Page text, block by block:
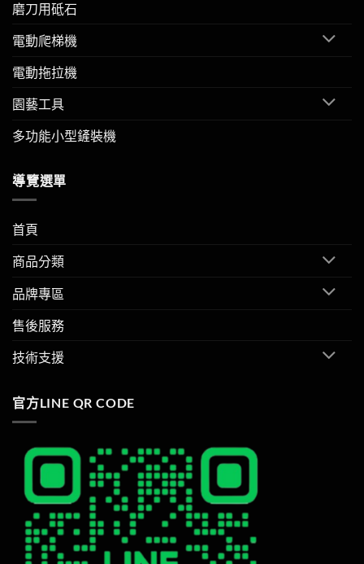
磨刀用砥石
電動爬梯機
電動拖拉機
園藝工具
多功能小型鏟裝機
導覽選單
首頁
商品分類
品牌專區
售後服務
技術支援
官方LINE QR CODE